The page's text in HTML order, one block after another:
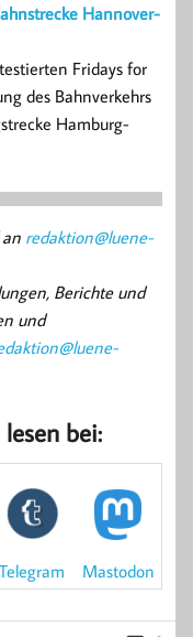
Hannover-
Fridays for
des Bahnverkehrs
Hamburg-
redaktion@luene-
Berichte und
und
bei:
Telegram Mastodon